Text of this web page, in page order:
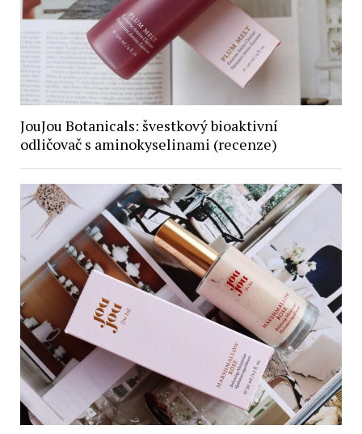
JouJou Botanicals: švestkový bioaktivní
odličovač s aminokyselinami (recenze)